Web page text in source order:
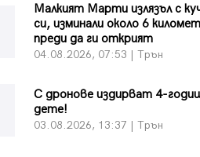
Малкият Марти излязъл с
си, изминали около 6
преди да ги открият
04.08.2026, 07:53 | Трън
С дронове издирват 4-
дете!
03.08.2026, 13:37 | Трън